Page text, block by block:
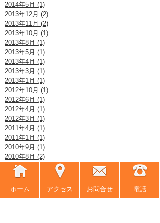
2014年5月 (1)
2013年12月 (2)
2013年11月 (2)
2013年10月 (1)
2013年8月 (1)
2013年5月 (1)
2013年4月 (1)
2013年3月 (1)
2013年1月 (1)
2012年10月 (1)
2012年6月 (1)
2012年4月 (1)
2012年3月 (1)
2011年4月 (1)
2011年1月 (1)
2010年9月 (1)
2010年8月 (2)
2010年7月 (2)
2010年6月 (2)
弁護士紹介TOP
ホーム アクセス お問合せ 電話